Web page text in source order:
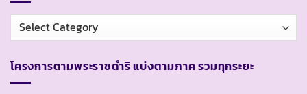
หมวด
หมู่
โครงการตามพระราชดำริ แบ่งตามภาค รวมทุกระยะ